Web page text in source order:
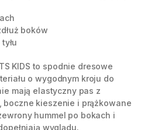
boków
KIDS to spodnie dresowe
o wygodnym kroju do
mają elastyczny pas z
boczne kieszenie i prążkowane
hummel po bokach i
wyglądu.